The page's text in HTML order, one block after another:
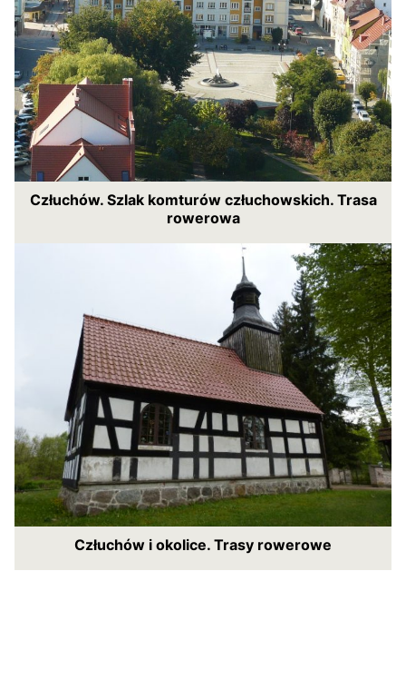
Człuchów. Szlak komturów człuchowskich. Trasa
rowerowa
Człuchów i okolice. Trasy rowerowe